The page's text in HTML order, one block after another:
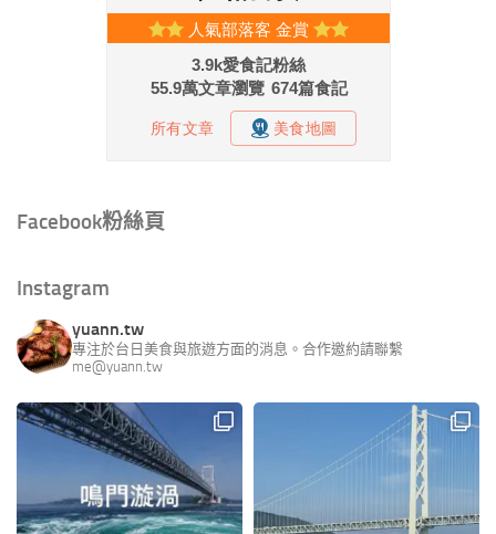
Facebook粉絲頁
Instagram
yuann.tw
專注於台日美食與旅遊方面的消息。合作邀約請聯繫
me@yuann.tw